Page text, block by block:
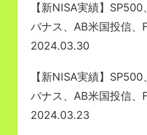
【新NISA実績】
バナス、AB米国投信、
2024.03.30
【新NISA実績】
バナス、AB米国投信、
2024.03.23